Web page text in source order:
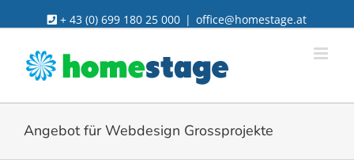
to
content
+ 43 (0) 699 180 25 000 | office@homestage.at
Angebot für Webdesign Grossprojekte